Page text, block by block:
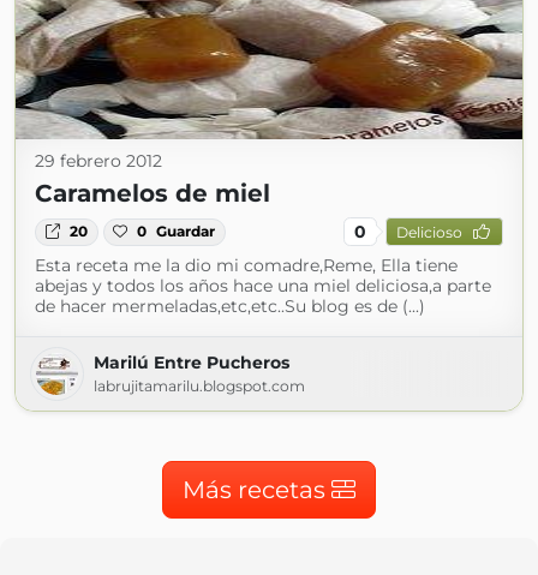
29 febrero 2012
Caramelos de miel
20 0 Guardar 0 Delicioso
Esta receta me la dio mi comadre,Reme, Ella tiene
abejas y todos los años hace una miel deliciosa,a parte
de hacer mermeladas,etc,etc..Su blog es de (...)
Marilú Entre Pucheros
labrujitamarilu.blogspot.com
Más recetas